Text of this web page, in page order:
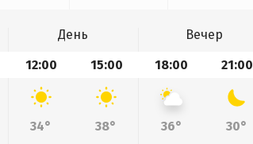
День
Вечер
12:00 15:00 18:00 21:00
34° 38° 36°
30°